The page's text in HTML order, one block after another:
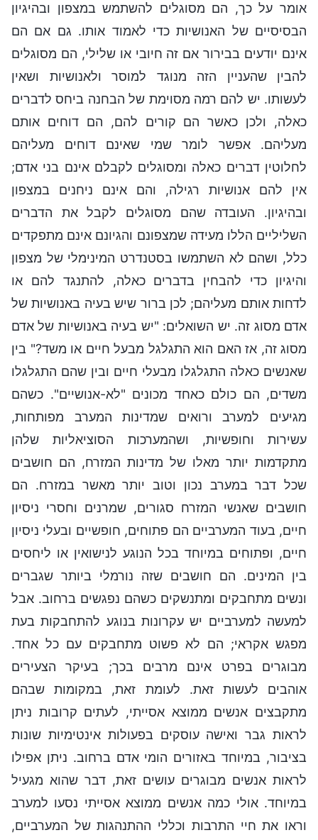
אומר על כך, הם מסוגלים להשתמש במצפון ובהיגיון
הבסיסיים של האנושיות כדי לאמוד אותו. גם אם הם
אינם יודעים בבירור אם זה חיובי או שלילי, הם מסוגלים
להבין שהעניין הזה מנוגד למוסר ולאנושיות ושאין
לעשותו. יש להם רמה מסוימת של הבחנה ביחס לדברים
כאלה, ולכן כאשר הם קורים להם, הם דוחים אותם
מעליהם. אפשר לומר שמי שאינם דוחים מעליהם
לחלוטין דברים כאלה ומסוגלים לקבלם אינם בני אדם;
אין להם אנושיות רגילה, והם אינם ניחנים במצפון
ובהיגיון. העובדה שהם מסוגלים לקבל את הדברים
השליליים הללו מעידה שמצפונם והגיונם אינם מתפקדים
כלל, ושהם לא השתמשו בסטנדרט המינימלי של מצפון
והיגיון כדי להבחין בדברים כאלה, להתנגד להם או
לדחות אותם מעליהם; לכן ברור שיש בעיה באנושיות של
אדם מסוג זה. יש השואלים: "יש בעיה באנושיות של אדם
מסוג זה, אז האם הוא התגלגל מבעל חיים או משד?" בין
שאנשים כאלה התגלגלו מבעלי חיים ובין שהם התגלגלו
משדים, הם כולם כאחד מכונים "לא-אנושיים". כשהם
מגיעים למערב ורואים שמדינות המערב מפותחות,
עשירות וחופשיות, ושהמערכות הסוציאליות שלהן
מתקדמות יותר מאלו של מדינות המזרח, הם חושבים
שכל דבר במערב נכון וטוב יותר מאשר במזרח. הם
חושבים שאנשי המזרח סגורים, שמרנים וחסרי ניסיון
חיים, בעוד המערביים הם פתוחים, חופשיים ובעלי ניסיון
חיים, ופתוחים במיוחד בכל הנוגע לנישואין או ליחסים
בין המינים. הם חושבים שזה נורמלי ביותר שגברים
ונשים מתחבקים ומתנשקים כשהם נפגשים ברחוב. אבל
למעשה למערביים יש עקרונות בנוגע להתחבקות בעת
מפגש אקראי; הם לא פשוט מתחבקים עם כל אחד.
מבוגרים בפרט אינם מרבים בכך; בעיקר הצעירים
אוהבים לעשות זאת. לעומת זאת, במקומות שבהם
מתקבצים אנשים ממוצא אסייתי, לעתים קרובות ניתן
לראות גבר ואישה עוסקים בפעולות אינטימיות שונות
בציבור, במיוחד באזורים הומי אדם ברחוב. ניתן אפילו
לראות אנשים מבוגרים עושים זאת, דבר שהוא מגעיל
במיוחד. אולי כמה אנשים ממוצא אסייתי נסעו למערב
וראו את חיי התרבות וכללי ההתנהגות של המערביים,